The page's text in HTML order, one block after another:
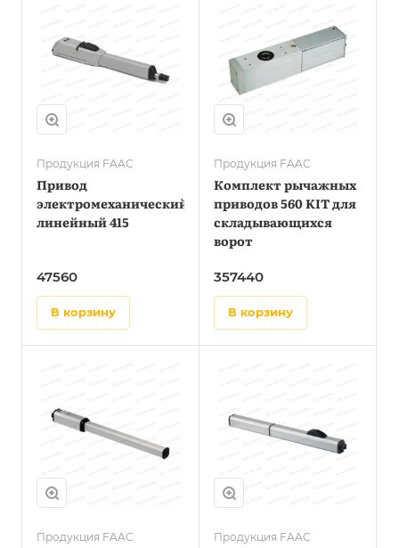
Продукция FAAC
Привод
электромеханический
линейный 415
47560
в корзину
Продукция FAAC
Комплект рычажных
приводов 560 KIT для
складывающихся
ворот
357440
в корзину
Продукция FAAC Продукция FAAC